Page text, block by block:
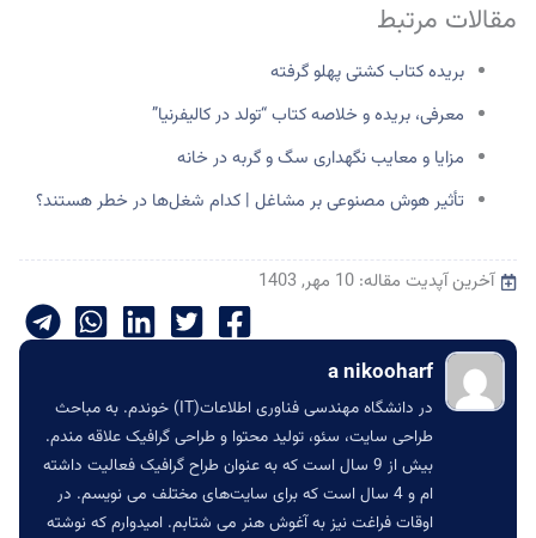
مقالات مرتبط
بریده کتاب کشتی پهلو گرفته
معرفی، بریده و خلاصه کتاب “تولد در کالیفرنیا”
مزایا و معایب نگهداری سگ و گربه در خانه
تأثیر هوش مصنوعی بر مشاغل | کدام شغل‌ها در خطر هستند؟
آخرین آپدیت مقاله: 10 مهر, 1403
a nikooharf
در دانشگاه مهندسی فناوری اطلاعات(IT) خوندم. به مباحث
طراحی سایت، سئو، تولید محتوا و طراحی گرافیک علاقه مندم.
بیش از 9 سال است که به عنوان طراح گرافیک فعالیت داشته
ام و 4 سال است که برای سایت‌های مختلف می نویسم. در
اوقات فراغت نیز به آغوش هنر می شتابم. امیدوارم که نوشته